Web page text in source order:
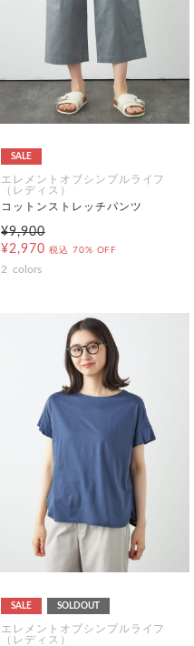
SALE
エレメントオブシンプルライフ
（レディス）
コットンストレッチパンツ
¥9,900
¥2,970 税込 70% OFF
2 colors
SALE SOLDOUT
エレメントオブシンプルライフ
（レディス）